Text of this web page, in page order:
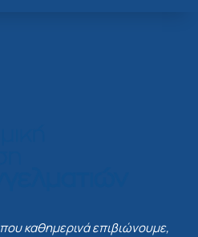
που καθημερινά επιβιώνουμε,